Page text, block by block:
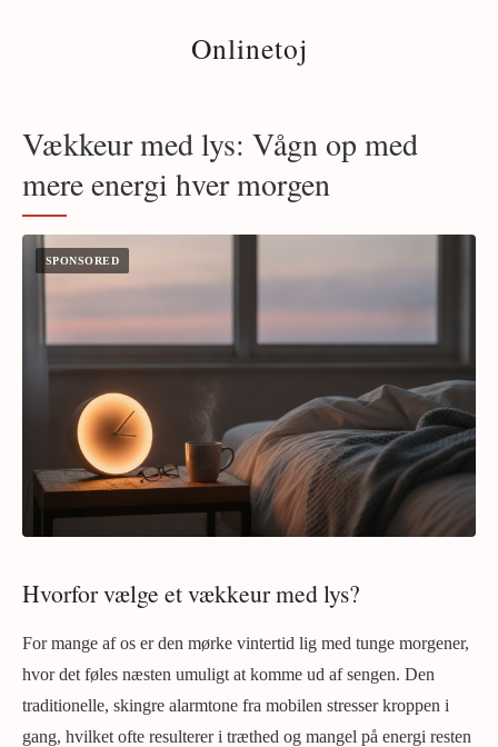
Onlinetoj
Vækkeur med lys: Vågn op med
mere energi hver morgen
Hvorfor vælge et vækkeur med lys?
For mange af os er den mørke vintertid lig med tunge morgener,
hvor det føles næsten umuligt at komme ud af sengen. Den
traditionelle, skingre alarmtone fra mobilen stresser kroppen i
gang, hvilket ofte resulterer i træthed og mangel på energi resten